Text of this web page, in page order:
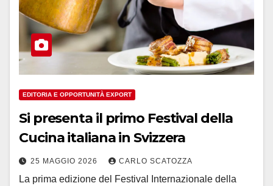
EDITORIA E OPPORTUNITÀ EXPORT
Si presenta il primo Festival della
Cucina italiana in Svizzera
25 MAGGIO 2026 CARLO SCATOZZA
La prima edizione del Festival Internazionale della